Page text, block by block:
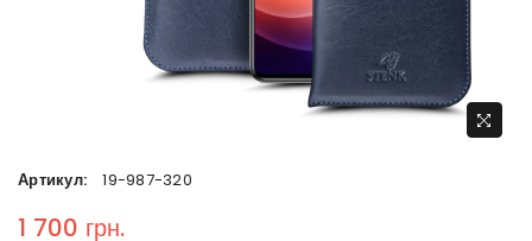
Артикул: 19-987-320
Regular price
1 700 грн.